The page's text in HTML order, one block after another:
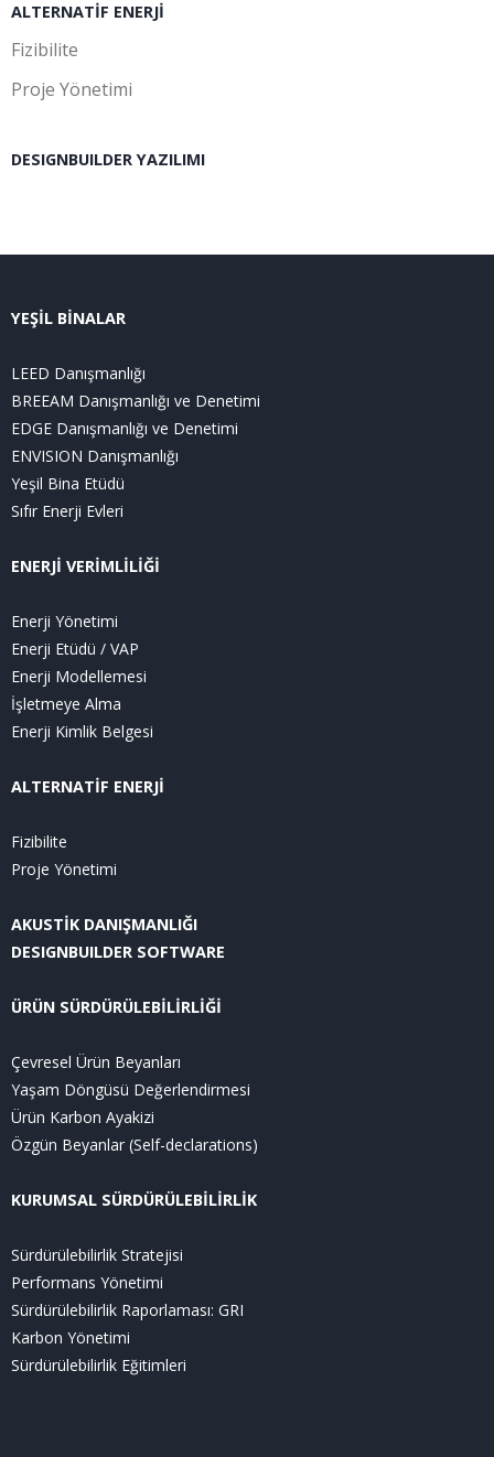
ALTERNATIF ENERJI
Fizibilite
Proje Yönetimi
DESIGNBUILDER YAZILIMI
YEŞİL BİNALAR
LEED Danışmanlığı
BREEAM Danışmanlığı ve Denetimi
EDGE Danışmanlığı ve Denetimi
ENVISION Danışmanlığı
Yeşil Bina Etüdü
Sıfır Enerji Evleri
ENERJİ VERİMLİLİĞİ
Enerji Yönetimi
Enerji Etüdü / VAP
Enerji Modellemesi
İşletmeye Alma
Enerji Kimlik Belgesi
ALTERNATİF ENERJİ
Fizibilite
Proje Yönetimi
AKUSTİK DANIŞMANLIĞI
DESIGNBUILDER SOFTWARE
ÜRÜN SÜRDÜRÜLEBİLİRLİĞİ
Çevresel Ürün Beyanları
Yaşam Döngüsü Değerlendirmesi
Ürün Karbon Ayakizi
Özgün Beyanlar (Self-declarations)
KURUMSAL SÜRDÜRÜLEBİLİRLİK
Sürdürülebilirlik Stratejisi
Performans Yönetimi
Sürdürülebilirlik Raporlaması: GRI
Karbon Yönetimi
Sürdürülebilirlik Eğitimleri